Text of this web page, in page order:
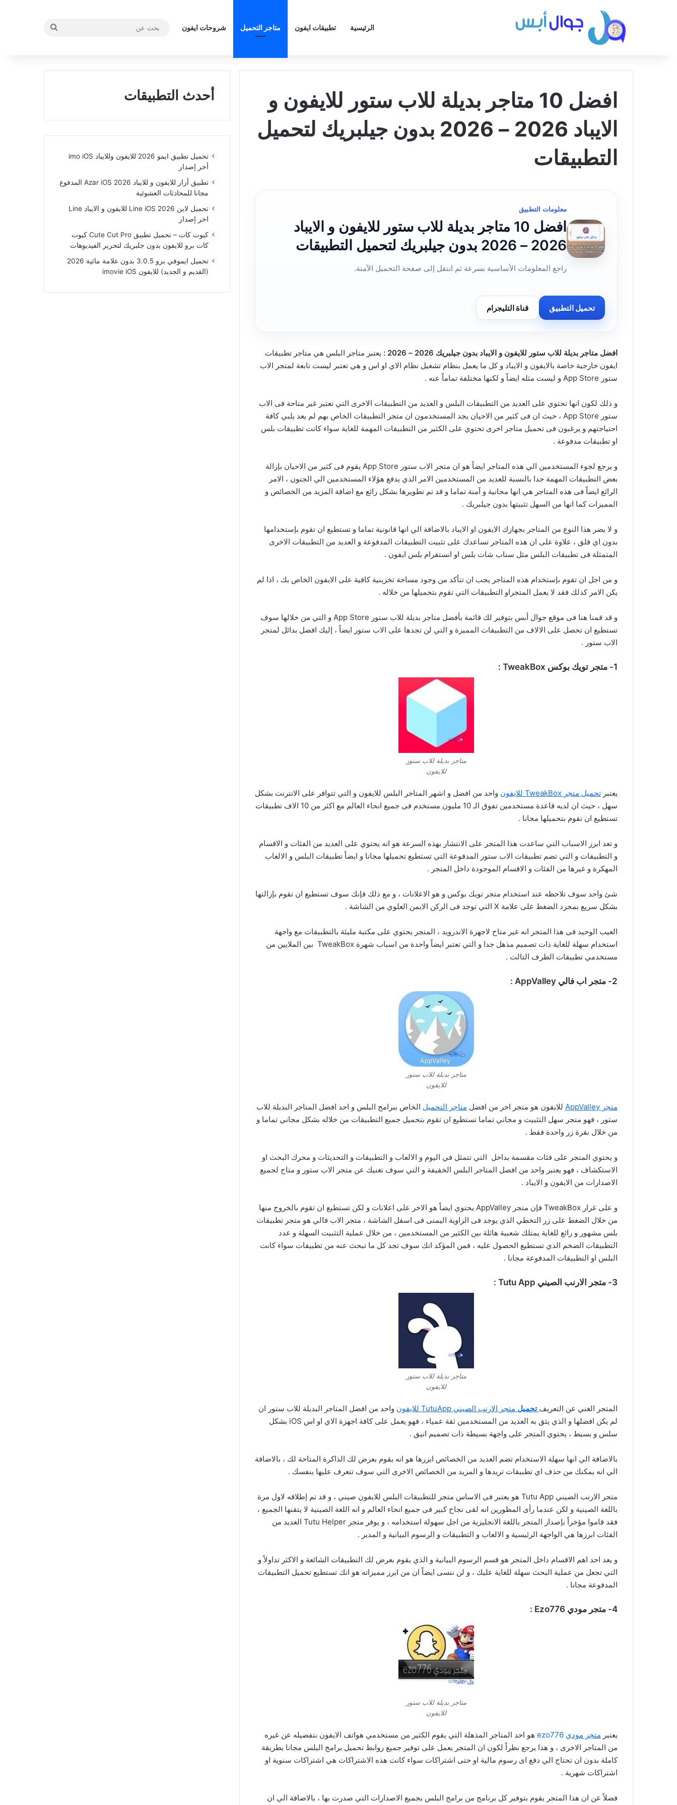
الرئيسية تطبيقات ايفون متاجر التحميل شروحات ايفون
افضل 10 متاجر بديلة للاب ستور للايفون و
الايباد 2026 – 2026 بدون جيلبريك لتحميل
التطبيقات
معلومات التطبيق
افضل 10 متاجر بديلة للاب ستور للايفون و الايباد
2026 – 2026 بدون جيلبريك لتحميل التطبيقات
راجع المعلومات الأساسية بسرعة ثم انتقل إلى صفحة التحميل الآمنة.
تحميل التطبيق قناة التليجرام
افضل متاجر بديلة للاب ستور للايفون و الايباد بدون جيلبريك 2026 – 2026 :
يعتبر متاجر البلس هي متاجر تطبيقات
ايفون خارجية خاصة بالايفون و الايباد و كل ما يعمل بنظام تشغيل نظام الاي او اس و هي تعتبر ليست تابعة لمتجر الاب
ستور App Store و ليست مثله ايضاً و لكنها مختلفة تماماً عنه .
و ذلك لكون انها تحتوي على العديد من التطبيقات البلس و العديد من التطبيقات الاخرى التي تعتبر غير متاحة فى الاب
ستور App Store ، حيث ان فى كثير من الاحيان يجد المستخدمون ان متجر التطبيقات الخاص بهم لم يعد يلبي كافة
احتياجتهم و يرغبون فى تحميل متاجر اخرى تحتوي على الكثير من التطبيقات المهمة للغاية سواء كانت تطبيقات بلس
او تطبيقات مدفوعة .
و يرجع لجوء المستخدمين الي هذه المتاجر ايضاً هو ان متجر الاب ستور App Store يقوم فى كثير من الاحيان بإزالة
بعض التطبيقات المهمة جدا بالنسبة للعديد من المستخدمين الامر الذي يدفع هؤلاء المستخدمين الي الجنون ، الامر
الرائع ايضاً فى هذه المتاجر هي انها مجانية و آمنة تماما و قد تم تطويرها بشكل رائع مع اضافة المزيد من الخصائص و
المميزات كما انها من السهل تثبيتها بدون جيلبريك .
و لا يضر هذا النوع من المتاجر بجهازك الايفون او الايباد بالاضافة الي انها قانونية تماما و تستطيع ان تقوم بإستخدامها
بدون اي قلق ، علاوة على ان هذه المتاجر تساعدك على تثبيت التطبيقات المدفوعة و العديد من التطبيقات الاخرى
المتمثلة فى تطبيقات البلس مثل سناب شات بلس او انستقرام بلس ايفون .
و من اجل ان تقوم بإستخدام هذه المتاجر يجب ان تتأكد من وجود مساحة تخزينية كافية على الايفون الخاص بك ، اذا لم
يكن الامر كذلك فقد لا يعمل المتجراو التطبيقات التي تقوم بتحميلها من خلاله .
و قد قمنا هنا فى موقع جوال أبس بتوفير لك قائمة بأفضل متاجر بديلة للاب ستور App Store و التي من خلالها سوف
تستطيع ان تحصل على الالاف من التطبيقات المميزة و التي لن تجدها على الاب ستور ايضاً ، إليك افضل بدائل لمتجر
الاب ستور .
1- متجر تويك بوكس TweakBox :
متاجر بديلة للاب ستور
للايفون
يعتبر تحميل متجر TweakBox للايفون
واحد من افضل و اشهر المتاجر البلس للايفون و التي تتوافر على الانترنت بشكل
سهل ، حيث ان لديه قاعدة مستخدمين تفوق الـ 10 مليون مستخدم فى جميع انحاء العالم مع اكثر من 10 الاف تطبيقات
تستطيع ان تقوم بتحميلها مجانا .
و تعد ابرز الاسباب التي ساعدت هذا المتجر على الانتشار بهذه السرعة هو انه يحتوي على العديد من الفئات و الاقسام
و التطبيقات و التي تضم تطبيقات الاب ستور المدفوعة التي تستطيع تحميلها مجانا و ايضاً تطبيقات البلس و الالعاب
المهكرة و غيرها من الفئات و الاقسام الموجودة داخل المتجر .
شئ واحد سوف تلاحظه عند استخدام متجر تويك بوكس و هو الاعلانات ، و مع ذلك فإنك سوف تستطيع ان تقوم بإزالتها
بشكل سريع بمجرد الضغط على علامة X التي توجد فى الركن الايمن العلوي من الشاشة .
العيب الوحيد فى هذا المتجر انه غير متاح لاجهزة الاندرويد ، المتجر يحتوي على مكتبة مليئة بالتطبيقات مع واجهة
استخدام سهلة للغاية ذات تصميم مذهل جدا و التي تعتبر ايضاً واحدة من اسباب شهرة TweakBox بين الملايين من
مستخدمي تطبيقات الطرف التالت .
2- متجر اب فالي AppValley :
متاجر بديلة للاب ستور
للايفون
متجر AppValley للايفون هو متجر اخر من افضل متاجر التحميل الخاص ببرامج البلس و احد افضل المتاجر البديلة للاب
ستور ، فهو متجر سهل التثبيت و مجاني تماما تستطيع ان تقوم بتحميل جميع التطبيقات من خلاله بشكل مجاني تماما و
من خلال نقرة زر واحدة فقط .
و يحتوي المتجر على فئات مقسمة بداخل التي تتمثل في اليوم و الالعاب و التطبيقات و التحديثات و محرك البحث او
الاستكشاف ، فهو يعتبر واحد من افضل المتاجر البلس الخفيفة و التي سوف تغنيك عن متجر الاب ستور و متاح لجميع
الاصدارات من الايفون و الايباد .
و على غرار TweakBox فإن متجر AppValley يحتوي ايضاً هو الاخر على اعلانات و لكن تستطيع ان تقوم بالخروج منها
من خلال الضغط على زر التخطي الذي يوجد فى الزاوية اليمنى فى اسفل الشاشة ، متجر الاب فالي هو متجر تطبيقات
بلس مشهور و رائع للغاية يمتلك شعبية هائلة بين الكثير من المستخدمين ، من خلال عملية التثبيت السهلة و عدد
التطبيقات الضخم الذي تستطيع الحصول عليه ، فمن المؤكد انك سوف تجد كل ما تبحث عنه من تطبيقات سواء كانت
البلس او التطبيقات المدفوعة مجانا .
3- متجر الارنب الصيني Tutu App :
متاجر بديلة للاب ستور
للايفون
المتجر الغني عن التعريف تحميل متجر الارنب الصيني TutuApp للايفون
واحد من افضل المتاجر البديلة للاب ستور ان
لم يكن افضلها و الذي يثق به العديد من المستخدمين ثقة عمياء ، فهو يعمل على كافة اجهزة الاي او اس iOS بشكل
سلس و بسيط ، يحتوي المتجر على واجهة بسيطة ذات تصميم انيق .
بالاضافة الي انها سهلة الاستخدام تضم العديد من الخصائص ابزرها هو انه يقوم بعرض لك الذاكرة المتاحة لك ، بالاضافة
الي انه يمكنك من حذف اي تطبيقات تريدها و المزيد من الخصائص الاخرى التي سوف تتعرف عليها بنفسك .
متجر الارنب الصيني Tutu App هو يعتبر فى الاساس متجر للتطبيقات البلس للايفون صيني ، و قد تم إطلاقه لاول مرة
باللغة الصينية و لكن عندما رأى المطورين انه لقى نجاح كبير فى جميع انحاء العالم و انه اللغة الصينية لا يتقنها الجميع ،
فقد قاموا مؤخراً بإصدار المتجر باللغة الانجليزية من اجل سهولة استخدامه ، و يوفر متجر Tutu Helper العديد من
الفئات ابرزها هي الواجهة الرئيسية و الالعاب و التطبيقات و الرسوم البيانية و المدير .
و يعد احد اهم الاقسام داخل المتجر هو قسم الرسوم البيانية و الذي يقوم بعرض لك التطبيقات الشائعة و الاكثر تداولاً و
التي تجعل من عملية البحث سهلة للغاية عليك ، و لن ننسى ايضاً ان من ابرز مميزاته هو انك تستطيع تحميل التطبيقات
المدفوعة مجانا .
4- متجر مودي Ezo776 :
متاجر بديلة للاب ستور
للايفون
يعتبر متجر مودي
هو احد المتاجر المذهلة التي يقوم الكثير من مستخدمي هواتف الايفون بتفضيله عن غيره
من المتاجر الاخرى ، و هذا يرجع نظراً لكون ان المتجر يعمل على توفير جميع روابط تحميل برامج البلس مجانا بطريقة
كاملة بدون ان تحتاج الي دفع اى رسوم مالية او حتى اشتراكات سواء كانت هذه الاشتراكات هي اشتراكات سنوية او
اشتراكات شهرية .
فضلاً عن ان هذا المتجر يقوم بتوفير كل برنامج من برامج البلس بجميع الاصدارات التي صدرت بها ، بالاضافة الي ان
أحدث التطبيقات
تحميل تطبيق ايمو 2026 للايفون وللايباد imo iOS
أخر إصدار
تطبيق أزار للايفون و للايباد Azar iOS 2026 المدفوع
مجانا للمحادثات العشوئية
تحميل لاين Line iOS 2026 للايفون و الايباد Line
اخر إصدار
كيوت كات – تحميل تطبيق Cute Cut Pro كيوت
كات برو للايفون بدون جلبريك لتحرير الفيديوهات
تحميل ايموفي برو 3.0.5 بدون علامة مائية 2026
(القديم و الجديد) للايفون imovie iOS